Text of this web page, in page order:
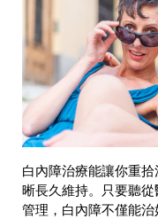
白內障治療能讓你重
晰長久維持。只要聽
管理，白內障不僅能